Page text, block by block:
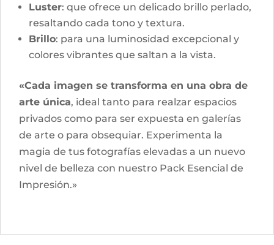
Luster: que ofrece un delicado brillo perlado,
resaltando cada tono y textura.
Brillo: para una luminosidad excepcional y
colores vibrantes que saltan a la vista.
«Cada imagen se transforma en una obra de
arte única, ideal tanto para realzar espacios
privados como para ser expuesta en galerías
de arte o para obsequiar. Experimenta la
magia de tus fotografías elevadas a un nuevo
nivel de belleza con nuestro Pack Esencial de
Impresión.»